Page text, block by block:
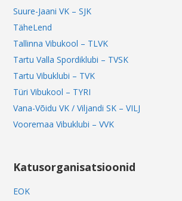
Suure-Jaani VK – SJK
TäheLend
Tallinna Vibukool – TLVK
Tartu Valla Spordiklubi – TVSK
Tartu Vibuklubi – TVK
Türi Vibukool – TYRI
Vana-Võidu VK / Viljandi SK – VILJ
Vooremaa Vibuklubi – VVK
Katusorganisatsioonid
EOK